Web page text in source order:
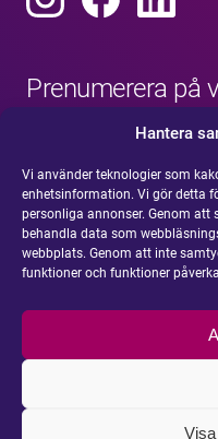
Hantera
Vi använder teknologier som
enhetsinformation. Vi gör detta
personliga annonser. Genom att
behandla data som
webbplats. Genom att inte
funktioner och funktioner
Prenumerera på